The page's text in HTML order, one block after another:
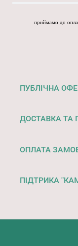
приймамо до
ПУБЛІЧНА
ДОСТАВКА ТА
ОПЛАТА
ПІДТРИКА